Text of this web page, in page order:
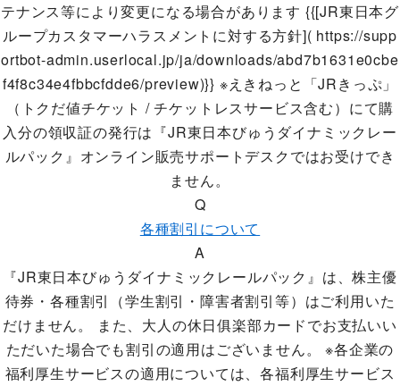
テナンス等により変更になる場合があります {{[JR東日本グ
ループカスタマーハラスメントに対する方針]( https://supp
ortbot-admin.userlocal.jp/ja/downloads/abd7b1631e0cbe
f4f8c34e4fbbcfdde6/preview)}} ※えきねっと「JRきっぷ」
（トクだ値チケット / チケットレスサービス含む）にて購
入分の領収証の発行は『JR東日本びゅうダイナミックレー
ルパック』オンライン販売サポートデスクではお受けでき
ません。
Q
各種割引について
A
『JR東日本びゅうダイナミックレールパック』は、株主優
待券・各種割引（学生割引・障害者割引等）はご利用いた
だけません。 また、大人の休日俱楽部カードでお支払いい
ただいた場合でも割引の適用はございません。 ※各企業の
福利厚生サービスの適用については、各福利厚生サービス